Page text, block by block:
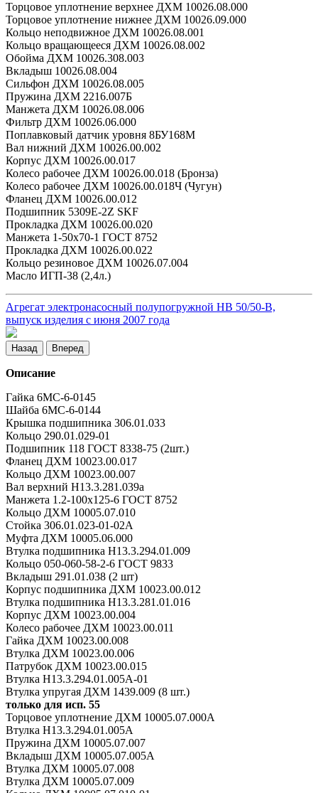
Торцовое уплотнение верхнее ДХМ 10026.08.000
Торцовое уплотнение нижнее ДХМ 10026.09.000
Кольцо неподвижное ДХМ 10026.08.001
Кольцо вращающееся ДХМ 10026.08.002
Обойма ДХМ 10026.308.003
Вкладыш 10026.08.004
Сильфон ДХМ 10026.08.005
Пружина ДХМ 2216.007Б
Манжета ДХМ 10026.08.006
Фильтр ДХМ 10026.06.000
Поплавковый датчик уровня 8БУ168М
Вал нижний ДХМ 10026.00.002
Корпус ДХМ 10026.00.017
Колесо рабочее ДХМ 10026.00.018 (Бронза)
Колесо рабочее ДХМ 10026.00.018Ч (Чугун)
Фланец ДХМ 10026.00.012
Подшипник 5309Е-2Z SKF
Прокладка ДХМ 10026.00.020
Манжета 1-50х70-1 ГОСТ 8752
Прокладка ДХМ 10026.00.022
Кольцо резиновое ДХМ 10026.07.004
Масло ИГП-38 (2,4л.)
Агрегат электронасосный полупогружной НВ 50/50-В,
выпуск изделия с июня 2007 года
Назад Вперед
Описание
Гайка 6МС-6-0145
Шайба 6МС-6-0144
Крышка подшипника 306.01.033
Кольцо 290.01.029-01
Подшипник 118 ГОСТ 8338-75 (2шт.)
Фланец ДХМ 10023.00.017
Кольцо ДХМ 10023.00.007
Вал верхний Н13.3.281.039а
Манжета 1.2-100x125-6 ГОСТ 8752
Кольцо ДХМ 10005.07.010
Стойка 306.01.023-01-02А
Муфта ДХМ 10005.06.000
Втулка подшипника Н13.3.294.01.009
Кольцо 050-060-58-2-6 ГОСТ 9833
Вкладыш 291.01.038 (2 шт)
Корпус подшипника ДХМ 10023.00.012
Втулка подшипника Н13.3.281.01.016
Корпус ДХМ 10023.00.004
Колесо рабочее ДХМ 10023.00.011
Гайка ДХМ 10023.00.008
Втулка ДХМ 10023.00.006
Патрубок ДХМ 10023.00.015
Втулка Н13.3.294.01.005А-01
Втулка упругая ДХМ 1439.009 (8 шт.)
только для исп. 55
Торцовое уплотнение ДХМ 10005.07.000А
Втулка Н13.3.294.01.005А
Пружина ДХМ 10005.07.007
Вкладыш ДХМ 10005.07.005А
Втулка ДХМ 10005.07.008
Втулка ДХМ 10005.07.009